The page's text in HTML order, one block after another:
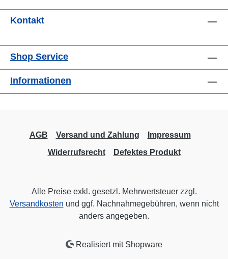
Kontakt
Shop Service
Informationen
AGB Versand und Zahlung
Impressum
Widerrufsrecht
Defektes Produkt
Alle Preise exkl. gesetzl. Mehrwertsteuer zzgl.
Versandkosten und ggf. Nachnahmegebühren, wenn nicht
anders angegeben.
Realisiert mit Shopware